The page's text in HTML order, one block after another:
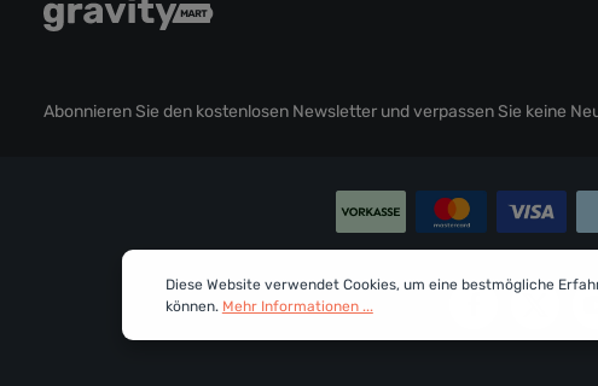
Abonnieren Sie den kostenlosen Newsletter und verpassen Sie keine
Diese Website verwendet Cookies, um eine bestmögliche
können. Mehr Informationen ...